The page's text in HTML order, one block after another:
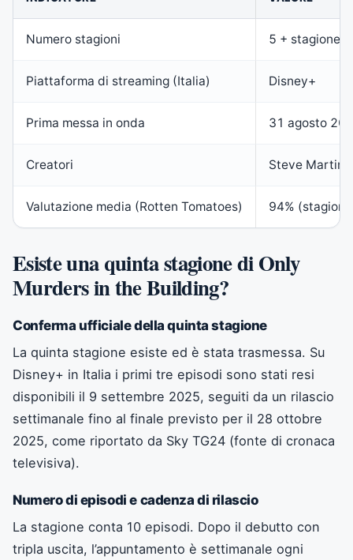
Numero stagioni 5 + stagione
Piattaforma di streaming (Italia) Disney+
Prima messa in onda 31 agosto
Creatori Steve Martin,
Valutazione media (Rotten Tomatoes) 94%
Esiste una quinta stagione di Only
Murders in the Building?
Conferma ufficiale della quinta stagione
La quinta stagione esiste ed è stata trasmessa. Su
Disney+ in Italia i primi tre episodi sono stati resi
disponibili il 9 settembre 2025, seguiti da un rilascio
settimanale fino al finale previsto per il 28 ottobre
2025, come riportato da Sky TG24 (fonte di cronaca
televisiva).
Numero di episodi e cadenza di rilascio
La stagione conta 10 episodi. Dopo il debutto con
tripla uscita, l’appuntamento è settimanale ogni